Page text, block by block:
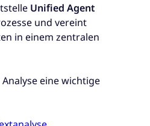
Unified Agent
und vereint
in einem zentralen
eine wichtige